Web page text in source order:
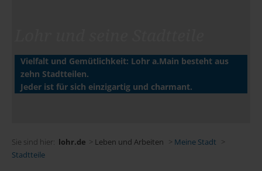
Vielfalt und Gemütlichkeit: Lohr a.Main besteht aus
zehn Stadtteilen.
Jeder ist für sich einzigartig und charmant.
Sie sind hier: lohr.de > Leben und Arbeiten > Meine Stadt >
Stadtteile